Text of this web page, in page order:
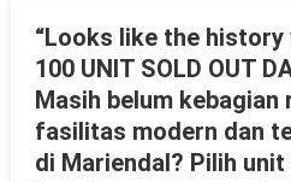
“Looks like the history
100 UNIT SOLD OUT
Masih belum kebagian
fasilitas modern dan
di Mariendal? Pilih